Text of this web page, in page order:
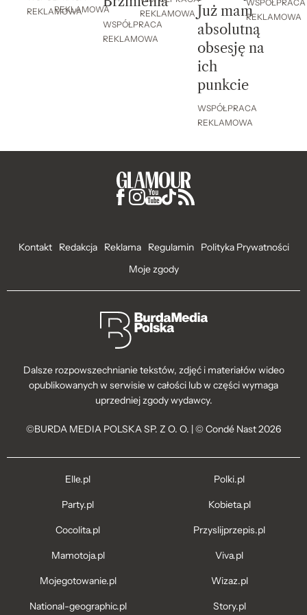
REKLAMOWAREKLAMOWA
WSPÓŁPRACA
REKLAMOWA
REKLAMOWA Już mam
absolutną
obsesję na
ich
punkcie
WSPÓŁPRACA
REKLAMOWA
WSPÓŁPRACA
REKLAMOWA
Kontakt Redakcja Reklama Regulamin
Polityka Prywatności
Moje zgody
Dalsze rozpowszechnianie tekstów, zdjęć i materiałów wideo
opublikowanych w serwisie w całości lub w części wymaga
uprzedniej zgody wydawcy.
©BURDA MEDIA POLSKA SP. Z O. O. | © Condé Nast 2026
Elle.pl
Party.pl
Cocolita.pl
Mamotoja.pl
Mojegotowanie.pl
National-geographic.pl
Polki.pl
Kobieta.pl
Przyslijprzepis.pl
Viva.pl
Wizaz.pl
Story.pl